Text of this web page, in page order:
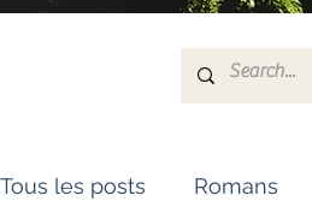
Tous les posts Romans